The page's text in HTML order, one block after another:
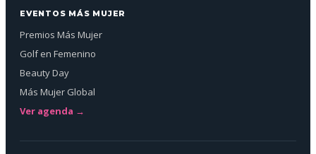
EVENTOS MÁS MUJER
Premios Más Mujer
Golf en Femenino
Beauty Day
Más Mujer Global
Ver agenda →